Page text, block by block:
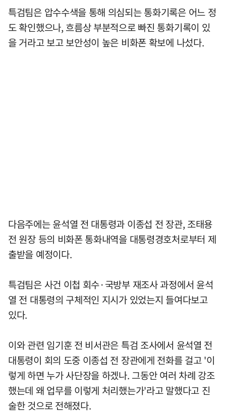
특검팀은 압수수색을 통해 의심되는 통화기록은 어느 정
도 확인했으나, 흐름상 부분적으로 빠진 통화기록이 있
을 거라고 보고 보안성이 높은 비화폰 확보에 나섰다.
다음주에는 윤석열 전 대통령과 이종섭 전 장관, 조태용
전 원장 등의 비화폰 통화내역을 대통령경호처로부터 제
출받을 예정이다.
특검팀은 사건 이첩 회수·국방부 재조사 과정에서 윤석
열 전 대통령의 구체적인 지시가 있었는지 들여다보고
있다.
이와 관련 임기훈 전 비서관은 특검 조사에서 윤석열 전
대통령이 회의 도중 이종섭 전 장관에게 전화를 걸고 '이
렇게 하면 누가 사단장을 하겠나. 그동안 여러 차례 강조
했는데 왜 업무를 이렇게 처리했는가'라고 말했다고 진
술한 것으로 전해졌다.